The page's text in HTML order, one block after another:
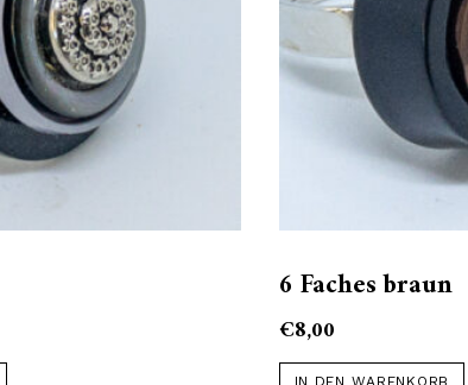
6 Faches braun
€8,00
IN DEN WARENKORB